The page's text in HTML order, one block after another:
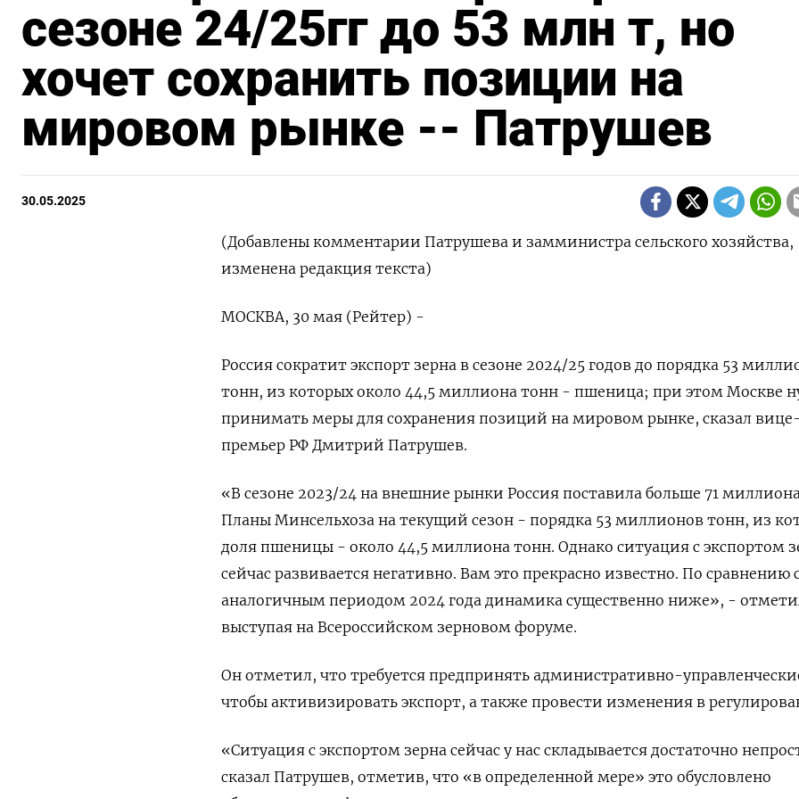
сезоне 24/25гг до 53 млн т, но
хочет сохранить позиции на
мировом рынке -- Патрушев
30.05.2025
(Добавлены комментарии Патрушева и замминистра сельского хозяйства,
изменена редакция текста)
МОСКВА, 30 мая (Рейтер) -
Россия сократит экспорт зерна в сезоне 2024/25 годов до порядка 53
тонн, из которых около 44,5 миллиона тонн - пшеница; при этом Москве
принимать меры для сохранения позиций на мировом рынке, сказал
премьер РФ Дмитрий Патрушев.
«В сезоне 2023/24 на внешние рынки Россия поставила больше 71
Планы Минсельхоза на текущий сезон - порядка 53 миллионов тонн, из
доля пшеницы - около 44,5 миллиона тонн. Однако ситуация с экспортом
сейчас развивается негативно. Вам это прекрасно известно. По сравнению
аналогичным периодом 2024 года динамика существенно ниже», -
выступая на Всероссийском зерновом форуме.
Он отметил, что требуется предпринять административно-
чтобы активизировать экспорт, а также провести изменения в
«Ситуация с экспортом зерна сейчас у нас складывается достаточно
сказал Патрушев, отметив, что «в определенной мере» это обусловлено